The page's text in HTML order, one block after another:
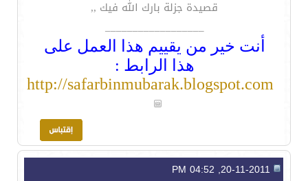
قصيدة جزلة بارك الله فيك ,,
__________________
أنت خير من يقييم هذا العمل على
هذا الرابط :
http://safarbinmubarak.blogspot.com